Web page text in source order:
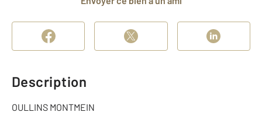
Description
OULLINS MONTMEIN